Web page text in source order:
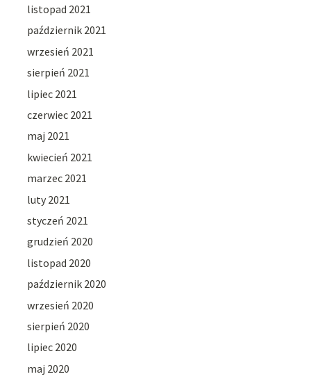
listopad 2021
październik 2021
wrzesień 2021
sierpień 2021
lipiec 2021
czerwiec 2021
maj 2021
kwiecień 2021
marzec 2021
luty 2021
styczeń 2021
grudzień 2020
listopad 2020
październik 2020
wrzesień 2020
sierpień 2020
lipiec 2020
maj 2020